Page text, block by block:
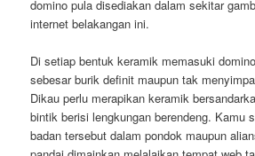
domino pula disediakan dalam sekitar
internet belakangan ini.
Di setiap bentuk keramik memasuki
sebesar burik definit maupun tak
Dikau perlu merapikan keramik
bintik berisi lengkungan berendeng. Kamu
badan tersebut dalam pondok maupun